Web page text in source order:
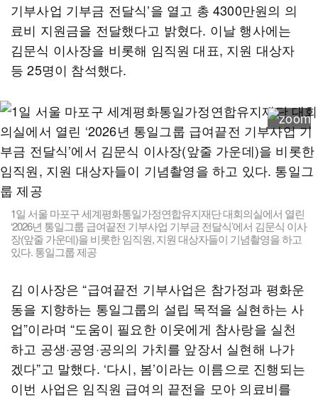
기부사업 기부금 전달식’을 열고 총 4300만원의 의
료비 지원금을 전달했다고 밝혔다. 이날 행사에는
김문식 이사장을 비롯해 임직원 대표, 지원 대상자
등 25명이 참석했다.
1일 서울 마포구 세계평화통일가정연합유지재단 대회의실에서 열린
‘2026년 통일그룹 급여끝전 기부사업 기부금 전달식’에서 김문식 이사
장(앞줄 가운데)을 비롯한 임직원, 지원 대상자들이 기념촬영을 하고
있다. 통일그룹 제공
김 이사장은 “급여끝전 기부사업은 참가정과 평화운
동을 지향하는 통일그룹의 설립 목적을 실현하는 사
업”이라며 “도움이 필요한 이웃에게 참사랑을 실천
하고 공생·공영·공의의 가치를 앞장서 실현해 나가
겠다”고 말했다. ‘다시, 봄’이라는 이름으로 진행되는
이번 사업은 임직원 급여의 끝전을 모아 의료비를